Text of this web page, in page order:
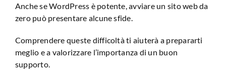
Anche se WordPress è potente, avviare un sito web da
zero può presentare alcune sfide.
Comprendere queste difficoltà ti aiuterà a prepararti
meglio e a valorizzare l’importanza di un buon
supporto.